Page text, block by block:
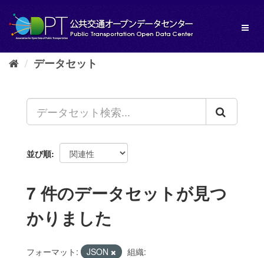
し
データセット
並び順
7 件のデータセットが見つ
かりました
フォーマット: JSON
組織: